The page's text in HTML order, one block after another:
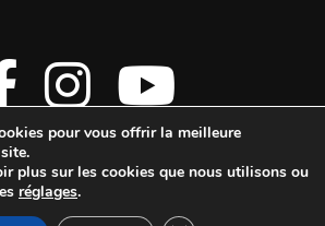
Légales
pour vous offrir la meilleure
plus sur les cookies que nous utilisons ou
réglages.